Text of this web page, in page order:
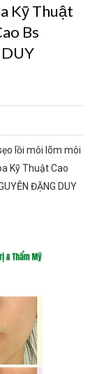
Kỹ Thuật
Bs
lồi môi lõm môi
Kỹ Thuật Cao
ĐẶNG DUY